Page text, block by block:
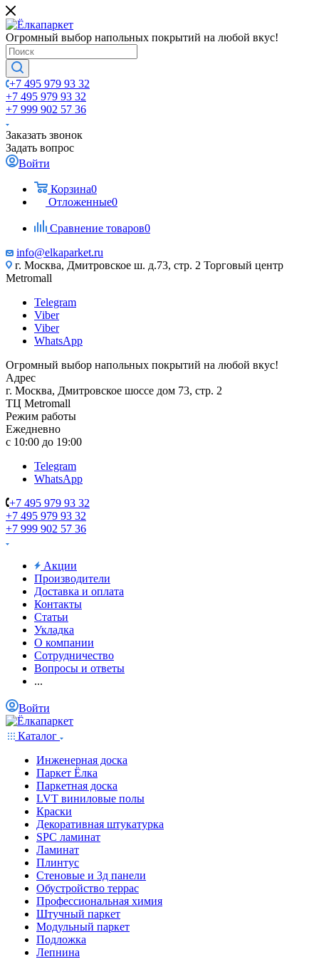
Огромный выбор напольных покрытий на любой вкус!
+7 495 979 93 32
+7 495 979 93 32
+7 999 902 57 36
Заказать звонок
Задать вопрос
Войти
Корзина0
Отложенные0
Сравнение товаров0
info@elkaparket.ru
г. Москва, Дмитровское ш. д.73, стр. 2 Торговый центр
Metromall
Telegram
Viber
Viber
WhatsApp
Огромный выбор напольных покрытий на любой вкус!
Адрес
г. Москва, Дмитровское шоссе дом 73, стр. 2
ТЦ Metromall
Режим работы
Ежедневно
с 10:00 до 19:00
Telegram
WhatsApp
+7 495 979 93 32
+7 495 979 93 32
+7 999 902 57 36
Акции
Производители
Доставка и оплата
Контакты
Статьи
Укладка
О компании
Сотрудничество
Вопросы и ответы
...
Войти
Каталог
Инженерная доска
Паркет Ёлка
Паркетная доска
LVT виниловые полы
Краски
Декоративная штукатурка
SPC ламинат
Ламинат
Плинтус
Стеновые и 3д панели
Обустройство террас
Профессиональная химия
Штучный паркет
Модульный паркет
Подложка
Лепнина